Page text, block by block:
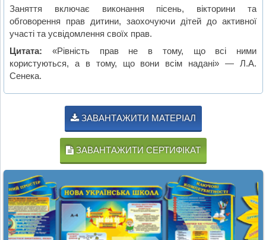
Заняття включає виконання пісень, вікторини та
обговорення прав дитини, заохочуючи дітей до активної
участі та усвідомлення своїх прав.
Цитата: «Рівність прав не в тому, що всі ними
користуються, а в тому, що вони всім надані» — Л.А.
Сенека.
ЗАВАНТАЖИТИ МАТЕРІАЛ
ЗАВАНТАЖИТИ СЕРТИФІКАТ